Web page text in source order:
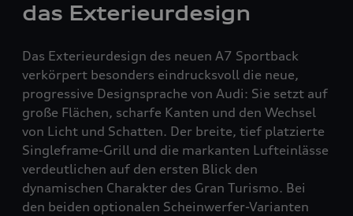
das Exterieurdesign
Das Exterieurdesign des neuen A7 Sportback
verkörpert besonders eindrucksvoll die neue,
progressive Designsprache von Audi: Sie setzt auf
große Flächen, scharfe Kanten und den Wechsel
von Licht und Schatten. Der breite, tief platzierte
Singleframe-Grill und die markanten Lufteinlässe
verdeutlichen auf den ersten Blick den
dynamischen Charakter des Gran Turismo. Bei
den beiden optionalen Scheinwerfer-Varianten